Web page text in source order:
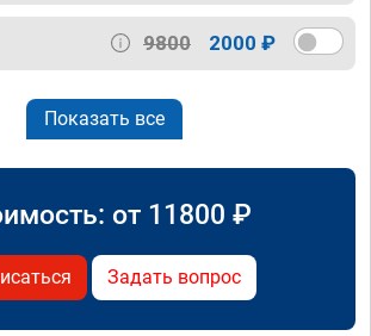
9800 2000 ₽
Показать все
от 11800 ₽
Задать вопрос